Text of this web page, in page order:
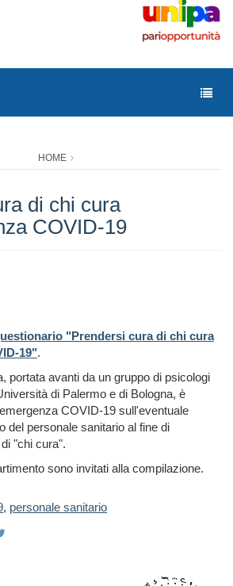
HOME
di chi cura
COVID-19
"Prendersi cura di chi cura
19".
portata avanti da un gruppo di psicologi
di Palermo e di Bologna, è
COVID-19 sull'eventuale
del personale sanitario al fine di
"chi cura".
sono invitati alla compilazione.
, personale sanitario